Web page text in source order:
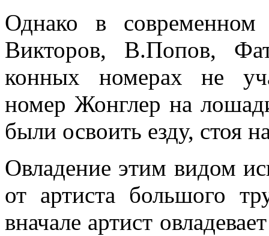
Однако в
Викторов, В.Попов,
конных номерах не
номер Жонглер на
были освоить езду, стоя
Овладение этим видом
от артиста большого
вначале артист